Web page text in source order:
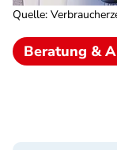
Quelle:
Beratung &